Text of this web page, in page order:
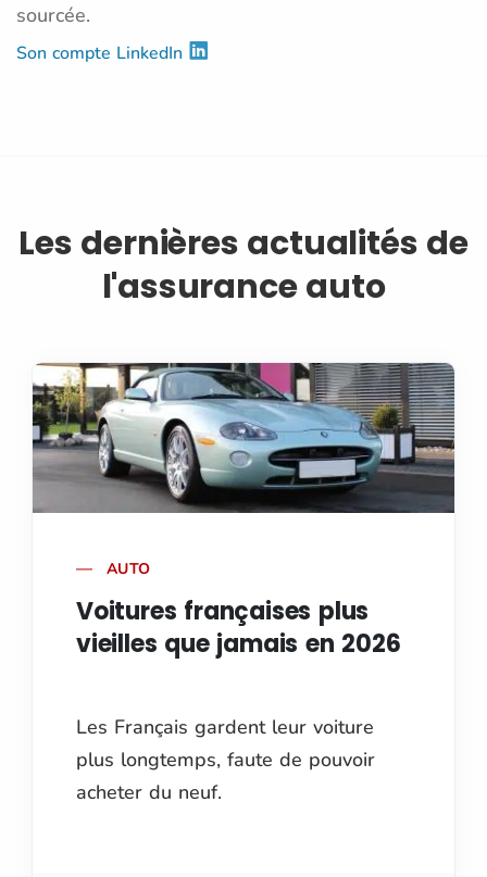
sourcée.
Son compte LinkedIn
Les dernières actualités de
l'assurance auto
AUTO
Voitures françaises plus
vieilles que jamais en 2026
Les Français gardent leur voiture
plus longtemps, faute de pouvoir
acheter du neuf.